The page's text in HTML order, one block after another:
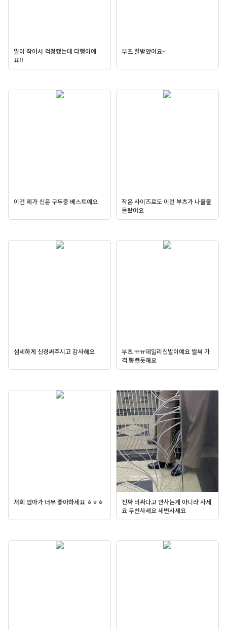
발이 작아서 걱정했는데 다행이예
요!!
부츠 잘받았어요~
이건 제가 신은 구두중 베스트예요
작은 사이즈로도 이런 부츠가 나올줄
몰랐어요
섬세하게 신경써주시고 감사해요
부츠 ㅠㅠ데일리신발이예요 벌써 가
격 뽕뺀듯해요
저희 엄마가 너무 좋아하세요 ㅎㅎㅎ
진짜 비싸다고 안사는게 아니라 사세
요 두번사세요 세번사세요